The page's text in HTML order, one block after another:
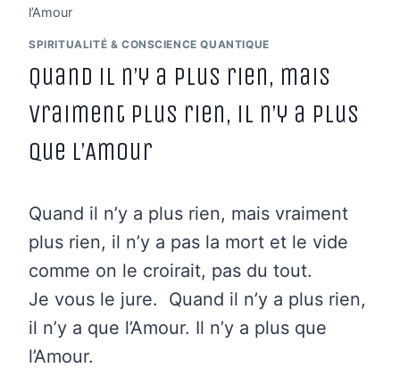
l’Amour
SPIRITUALITÉ & CONSCIENCE QUANTIQUE
Quand il n’y a plus rien, mais
vraiment plus rien, il n’y a plus
que l’Amour
Quand il n’y a plus rien, mais vraiment
plus rien, il n’y a pas la mort et le vide
comme on le croirait, pas du tout.
Je vous le jure. Quand il n’y a plus rien,
il n’y a que l’Amour. Il n’y a plus que
l’Amour.